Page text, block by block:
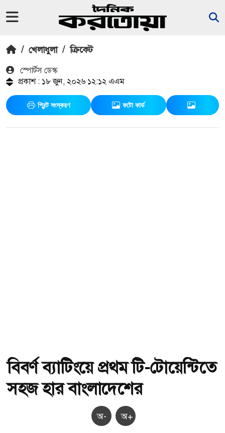
/ খেলাধুলা / ক্রিকেট
স্পোর্টস ডেস্ক
প্রকাশ : ১৮ জুন, ২০২৬ ১২:১২ এএম
প্রিন্ট সংস্করণ ফটো কার্ড
বিবর্ণ ব্যাটিংয়ে প্রথম টি-টোয়েন্টিতে
সহজ হার বাংলাদেশের
অ- অ+